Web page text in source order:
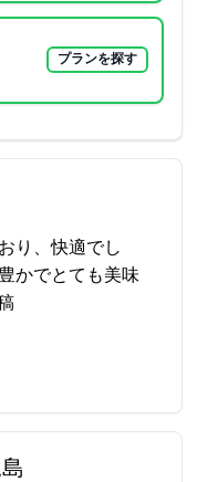
プランを探す
り、快適でし
かでとても美味
稿